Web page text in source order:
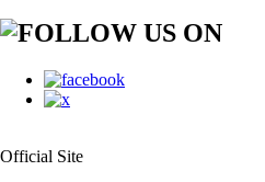
Official Site